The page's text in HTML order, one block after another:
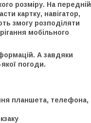
розміру. На передній
картку, навігатор,
змогу розподіляти
мобільного
А завдяки
погоди.
планшета, телефона,